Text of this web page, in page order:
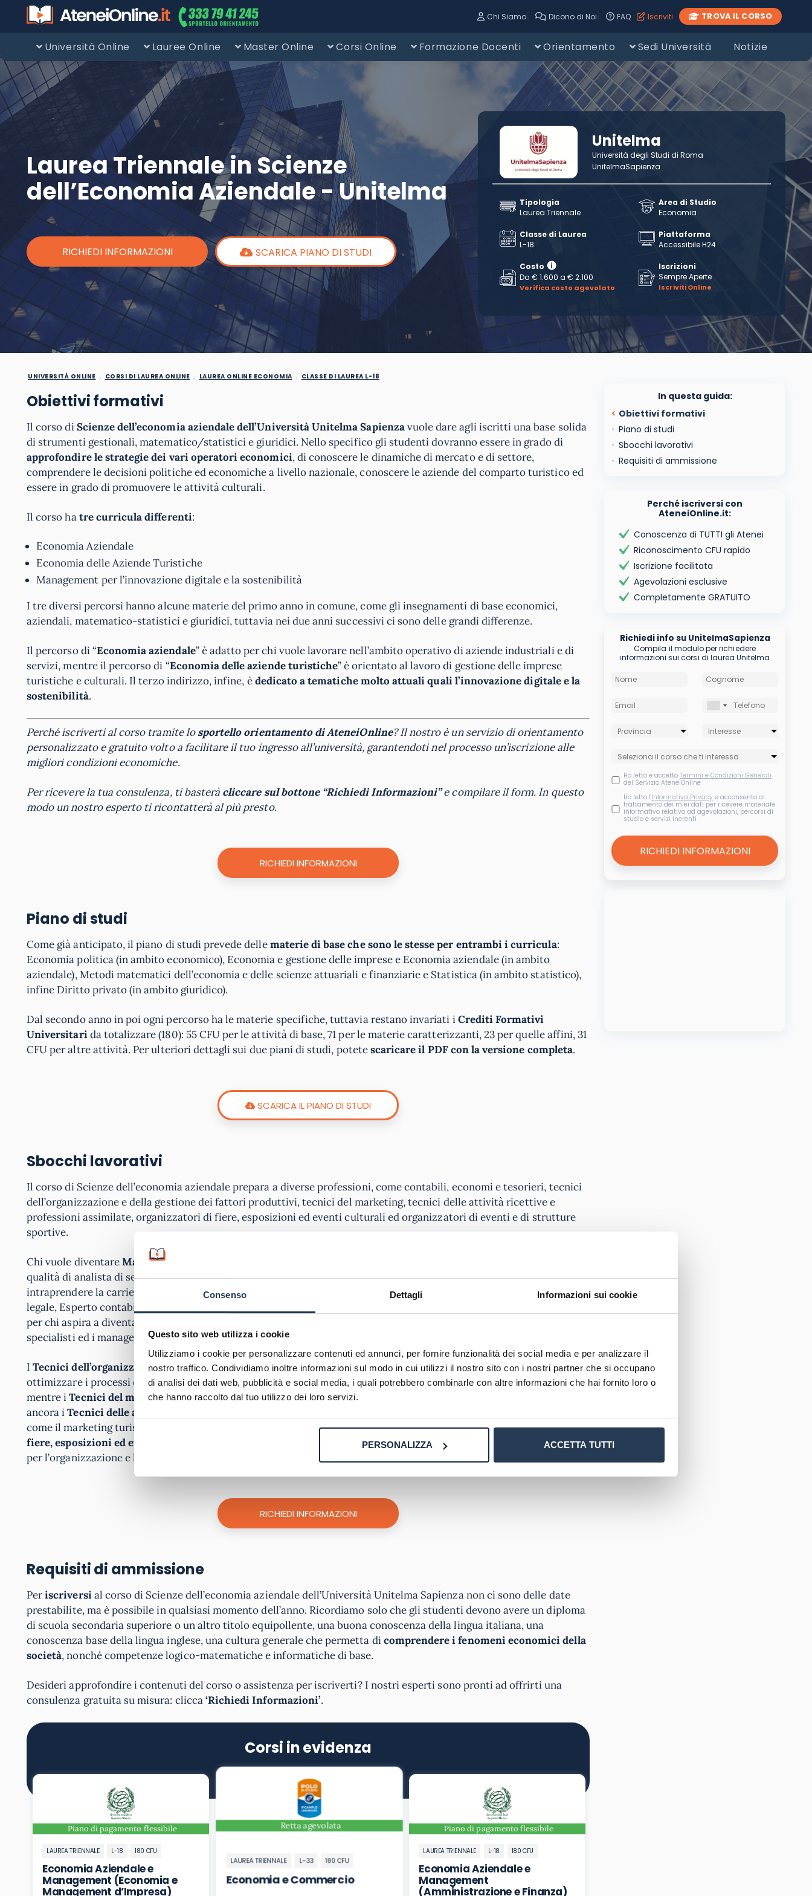
Consenso Dettagli Informazioni sui cookie
Questo sito web utilizza i cookie
Utilizziamo i cookie per personalizzare contenuti ed annunci, per fornire funzionalità dei social media e per analizzare il
nostro traffico. Condividiamo inoltre informazioni sul modo in cui utilizzi il nostro sito con i nostri partner che si occupano
di analisi dei dati web, pubblicità e social media, i quali potrebbero combinarle con altre informazioni che hai fornito loro o
che hanno raccolto dal tuo utilizzo dei loro servizi.
PERSONALIZZA ACCETTA TUTTI
Chi Siamo| Dicono di Noi| FAQ Iscriviti TROVA IL CORSO
Università Online Lauree Online Master Online Corsi Online Formazione Docenti Orientamento Sedi Università Notizie
Laurea Triennale in Scienze
dell’Economia Aziendale - Unitelma
RICHIEDI INFORMAZIONI SCARICA PIANO DI STUDI
Unitelma
Università degli Studi di Roma
UnitelmaSapienza
Tipologia
Laurea Triennale
Area di Studio
Economia
Classe di Laurea
L-18
Piattaforma
Accessibile H24
Costo
Da € 1.600 a € 2.100
Verifica costo agevolato
Iscrizioni
Sempre Aperte
Iscriviti Online
UNIVERSITÀ ONLINE CORSI DI LAUREA ONLINE LAUREA ONLINE ECONOMIA CLASSE DI LAUREA L-18
Obiettivi formativi
Il corso diScienze dell’economia aziendale dell’Università Unitelma Sapienzavuole dare agli iscritti una base solida
di strumenti gestionali, matematico/statistici e giuridici. Nello specifico gli studenti dovranno essere in grado di
approfondire le strategie dei vari operatori economici, di conoscere le dinamiche di mercato e di settore,
comprendere le decisioni politiche ed economiche a livello nazionale, conoscere le aziende del comparto turistico ed
essere in grado di promuovere le attività culturali.
Il corso hatre curricula differenti:
Economia Aziendale
Economia delle Aziende Turistiche
Management per l’innovazione digitale e la sostenibilità
I tre diversi percorsi hanno alcune materie del primo anno in comune, come gli insegnamenti di base economici,
aziendali, matematico-statistici e giuridici, tuttavia nei due anni successivi ci sono delle grandi differenze.
Il percorso di “Economia aziendale” è adatto per chi vuole lavorare nell’ambito operativo di aziende industriali e di
servizi, mentre il percorso di “Economia delle aziende turistiche” è orientato al lavoro di gestione delle imprese
turistiche e culturali. Il terzo indirizzo, infine, èdedicato a tematiche molto attuali quali l’innovazione digitale e la
sostenibilità.
Perché iscriverti al corso tramite losportello orientamento diAteneiOnline? Il nostro è un servizio di orientamento
personalizzato e gratuito volto a facilitare il tuo ingresso all’università, garantendoti nel processo un’iscrizione alle
migliori condizioni economiche.
Per ricevere la tua consulenza, ti basterà cliccare sul bottone “Richiedi Informazioni”e compilare il form. In questo
modo un nostro esperto ti ricontatterà al più presto.
RICHIEDI INFORMAZIONI
Piano di studi
Come già anticipato, il piano di studi prevede dellematerie di base che sono le stesse per entrambi i curricula:
Economia politica (in ambito economico), Economia e gestione delle imprese e Economia aziendale (in ambito
aziendale), Metodi matematici dell’economia e delle scienze attuariali e finanziarie e Statistica (in ambito statistico),
infine Diritto privato (in ambito giuridico).
Dal secondo anno in poi ogni percorso ha le materie specifiche, tuttavia restano invariati iCrediti Formativi
Universitarida totalizzare (180): 55 CFU per le attività di base, 71 per le materie caratterizzanti, 23 per quelle affini, 31
CFU per altre attività. Per ulteriori dettagli sui due piani di studi, potetescaricare il PDF con la versione completa.
SCARICA IL PIANO DI STUDI
Sbocchi lavorativi
Il corso di Scienze dell’economia aziendale prepara a diverse professioni, come contabili, economi e tesorieri, tecnici
dell’organizzazione e della gestione dei fattori produttivi, tecnici del marketing, tecnici delle attività ricettive e
professioni assimilate, organizzatori di fiere, esposizioni ed eventi culturali ed organizzatori di eventi e di strutture
sportive.
Chi vuole diventareManager
qualità di analista di settore e consulente in strategia aziendale e trasferimento tecnologico. Invece per chi vuole
intraprendere la carriera
, ricordiamo che l’esercizio delle professioni di Consulente del lavoro, Revisore
legale, Esperto contabile e Ragioniere commercialista è regolamentato dalle leggi dello Stato. Sia in questo caso, sia
per chi aspira a diventare
specialisti ed i manager.
ITecnici dell’organizzazione e della gestione dei fattori produttividevono essere in grado di controllare e
ottimizzare i processi di produzione, la produttività del lavoro umano e degli impianti, nonché la logistica e i costi,
mentre iTecnici del marketingpossono assistere gli specialisti nello sviluppo di strategie e di ricerche di mercato. E
ancora iTecnici delle attività ricettive e professionali assimilate
come il marketing turistico, ambientale, artistico, architettonico ed enogastronomico, infine gliOrganizzatori di
fiere, esposizioni ed eventi culturali
devono essere in grado di fornire adeguati servizi
per l’organizzazione e la gestione degli eventi sopracitati.
RICHIEDI INFORMAZIONI
Requisiti di ammissione
Periscriversial corso di Scienze dell’economia aziendale dell’Università Unitelma Sapienza non ci sono delle date
prestabilite, ma è possibile in qualsiasi momento dell’anno. Ricordiamo solo che gli studenti devono avere un diploma
di scuola secondaria superiore o un altro titolo equipollente, una buona conoscenza della lingua italiana, una
conoscenza base della lingua inglese, una cultura generale che permetta dicomprendere i fenomeni economici della
società, nonché competenze logico-matematiche e informatiche di base.
Desideri approfondire i contenuti del corso o assistenza per iscriverti? I nostri esperti sono pronti ad offrirti una
consulenza gratuita su misura: clicca‘Richiedi Informazioni’.
Corsi in evidenza
Piano di pagamento flessibile
LAUREA TRIENNALE L-18 180 CFU
Economia Aziendale e
Management (Economia e
Management d’Impresa)
Retta agevolata
LAUREA TRIENNALE L-33 180 CFU
Economia e Commercio
Piano di pagamento flessibile
LAUREA TRIENNALE L-18 180 CFU
Economia Aziendale e
Management
(Amministrazione e Finanza)
In questa guida:
Obiettivi formativi
Piano di studi
Sbocchi lavorativi
Requisiti di ammissione
Perché iscriversi con
AteneiOnline.it:
Conoscenza di TUTTI gli Atenei
Riconoscimento CFU rapido
Iscrizione facilitata
Agevolazioni esclusive
Completamente GRATUITO
Richiedi info su UnitelmaSapienza
Compila il modulo per richiedere
informazioni sui corsi di laurea Unitelma
Ho letto e accetto Termini e Condizioni Generali
del Servizio AteneiOnline
Ho letto l'Informativa Privacy e acconsento al
trattamento dei miei dati per ricevere materiale
informativo relativo ad agevolazioni, percorsi di
studio e servizi inerenti